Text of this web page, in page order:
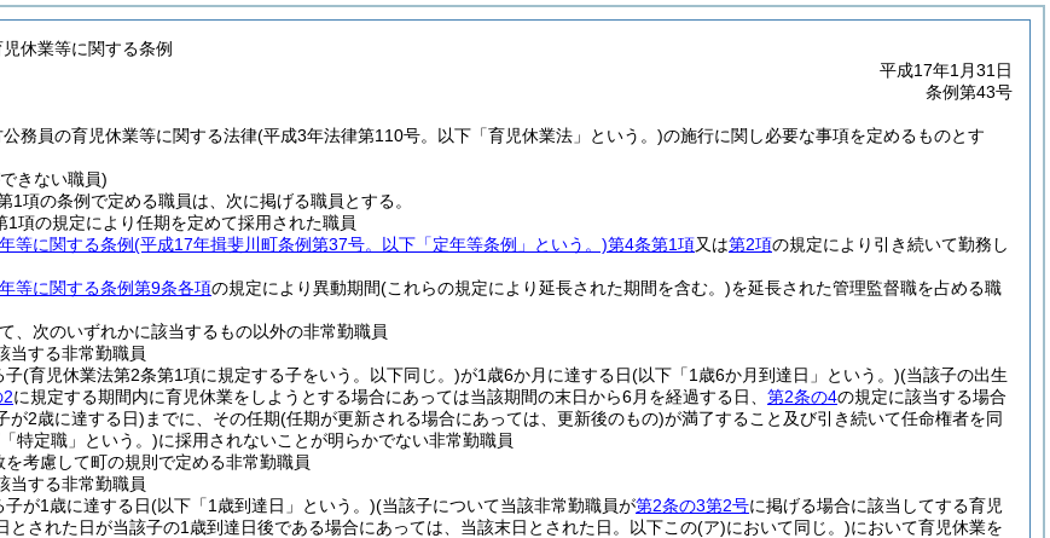
休業等に関する条例
平成17年1月31日
条例第43号
務員の育児休業等に関する法律(平成3年法律第110号。以下「育児休業法」という。)の施行に関し必要な事項を定めるものとす
きない職員)
1項の条例で定める職員は、次に掲げる職員とする。
1項の規定により任期を定めて採用された職員
等に関する条例(平成17年揖斐川町条例第37号。以下「定年等条例」という。)第4条第1項又は第2項の規定により引き続いて勤務し
等に関する条例第9条各項の規定により異動期間(これらの規定により延長された期間を含む。)を延長された管理監督職を占める職
、次のいずれかに該当するもの以外の非常勤職員
当する非常勤職員
子(育児休業法第2条第1項に規定する子をいう。以下同じ。)が1歳6か月に達する日(以下「1歳6か月到達日」という。)(当該子の出生
に規定する期間内に育児休業をしようとする場合にあっては当該期間の末日から6月を経過する日、第2条の4の規定に該当する場合
が2歳に達する日) までに、その任期(任期が更新される場合にあっては、更新後のもの)が満了すること及び引き続いて任命権者を同
特定職」という。)に採用されないことが明らかでない非常勤職員
を考慮して町の規則で定める非常勤職員
当する非常勤職員
子が1歳に達する日(以下「1歳到達日」という。)(当該子について当該非常勤職員が第2条の3第2号に掲げる場合に該当してする育児
とされた日が当該子の1歳到達日後である場合にあっては、当該末日とされた日。以下この(ア)において同じ。)において育児休業を